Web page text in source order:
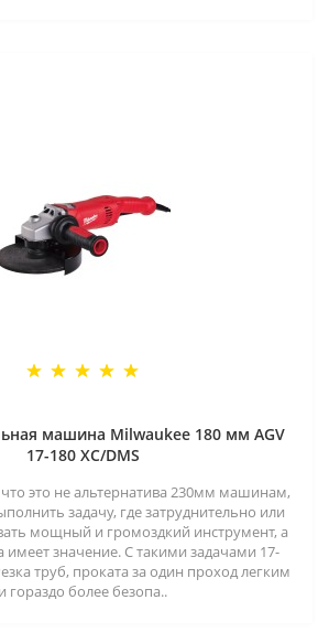
машина Milwaukee 180 мм AGV
17-180 XC/DMS
это не альтернатива 230мм машинам,
задачу, где затруднительно или
мощный и громоздкий инструмент, а
имеет значение. С такими задачами 17-
труб, проката за один проход легким
и гораздо более безопа..